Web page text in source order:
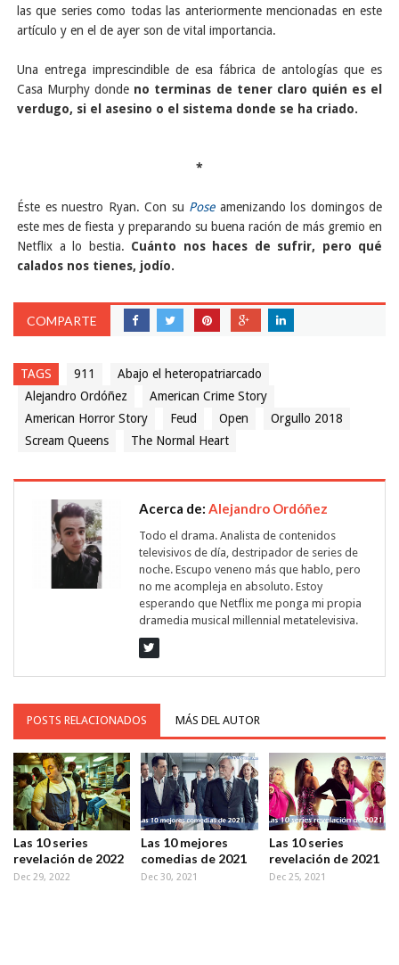
las que series como todas las anteriormente mencionadas en este
artículo y en el de ayer son de vital importancia.
Una entrega imprescindible de esa fábrica de antologías que es
Casa Murphy donde no terminas de tener claro quién es el
verdugo, si el asesino o el sistema donde se ha criado.
*
Éste es nuestro Ryan. Con su Pose amenizando los domingos de
este mes de fiesta y preparando su buena ración de más gremio en
Netflix a lo bestia. Cuánto nos haces de sufrir, pero qué
calados nos tienes, jodío.
COMPARTE
TAGS 911
Abajo el heteropatriarcado
Alejandro Ordóñez
American Crime Story
American Horror Story
Feud Open
Orgullo 2018
Scream Queens
The Normal Heart
Acerca de: Alejandro Ordóñez
Todo el drama. Analista de contenidos
televisivos de día, destripador de series de
noche. Escupo veneno más que hablo, pero
no me acompleja en absoluto. Estoy
esperando que Netflix me ponga mi propia
dramedia musical millennial metatelevisiva.
POSTS RELACIONADOS MÁS DEL AUTOR
Las 10 series
revelación de 2022
Dec 29, 2022
Las 10 mejores
comedias de 2021
Dec 30, 2021
Las 10 series
revelación de 2021
Dec 25, 2021